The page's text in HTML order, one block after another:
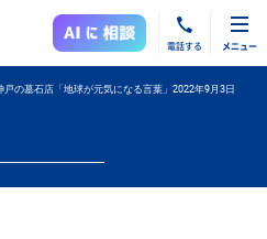
電話する メニュー
戸の墓石店「地球が元気になる言葉」2022年9月3日